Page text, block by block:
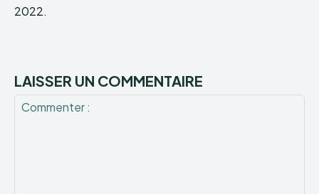
2022.
LAISSER UN COMMENTAIRE